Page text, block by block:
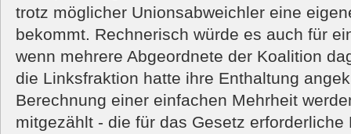
trotz möglicher Unionsabweichler eine
bekommt. Rechnerisch würde es auch für
wenn mehrere Abgeordnete der Koalition
die Linksfraktion hatte ihre Enthaltung
Berechnung einer einfachen Mehrheit
mitgezählt - die für das Gesetz erforderliche